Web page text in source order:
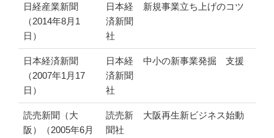
日経産業新聞
（2014年8月1
日）
日本経
済新聞
社
新規事業立ち上げのコツ
日本経済新聞
（2007年1月17
日）
日本経
済新聞
社
中小の新事業発掘 支援
読売新聞（大
阪）（2005年6月
読売新
聞社
大阪再生新ビジネス始動